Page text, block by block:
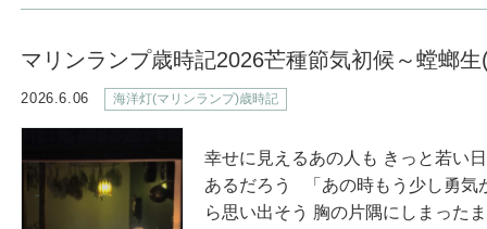
マリンランプ歳時記2026芒種節気初候～螳螂
2026.6.06 海洋灯(マリンランプ)歳時記
幸せに見えるあの人も きっと若い
あるだろう 「あの時もう少し勇
ら思い出そう 胸の片隅にしまった